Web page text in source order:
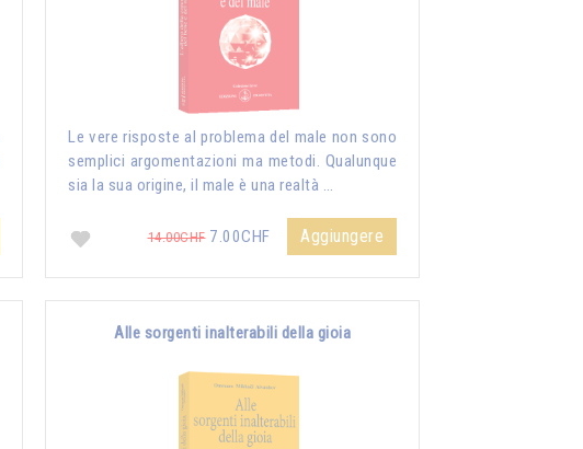
Le vere risposte al problema del male non sono
semplici argomentazioni ma metodi. Qualunque
sia la sua origine, il male è una realtà …
14.00CHF7.00CHF Aggiungere
Alle sorgenti inalterabili della gioia